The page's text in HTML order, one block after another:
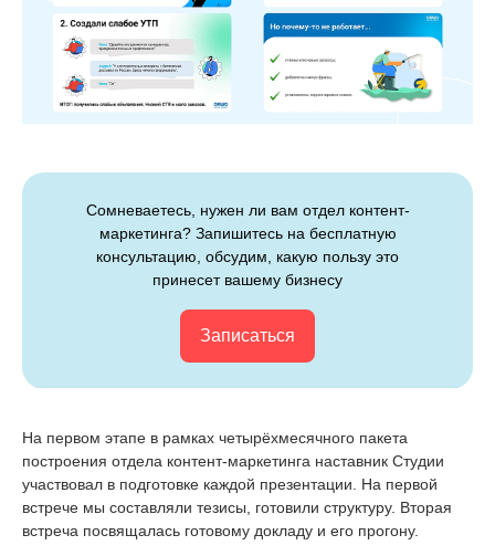
Сомневаетесь, нужен ли вам отдел контент-
маркетинга? Запишитесь на бесплатную
консультацию, обсудим, какую пользу это
принесет вашему бизнесу
Записаться
На первом этапе в рамках четырёхмесячного пакета
построения отдела контент-маркетинга наставник Студии
участвовал в подготовке каждой презентации. На первой
встрече мы составляли тезисы, готовили структуру. Вторая
встреча посвящалась готовому докладу и его прогону.